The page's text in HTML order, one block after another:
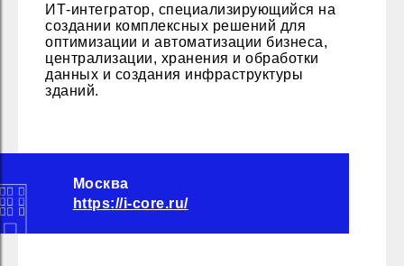
ИТ-интегратор, специализирующийся на
создании комплексных решений для
оптимизации и автоматизации бизнеса,
централизации, хранения и обработки
данных и создания инфраструктуры
зданий.
Москва
https://i-core.ru/